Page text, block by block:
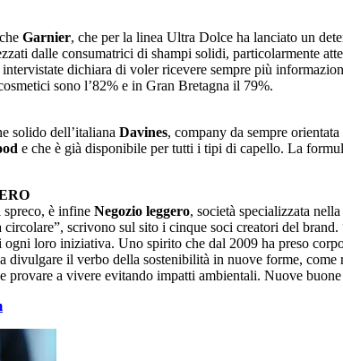
Garnier, che per la linea Ultra Dolce ha lanciato un
dalle consumatrici di shampi solidi, particolarmente
dichiara di voler ricevere sempre più
sono l’82% e in Gran Bretagna il 79%.
solido dell’italiana Davines, company da sempre
e che è già disponibile per tutti i tipi di capello. La
spreco, è infine Negozio leggero, società specializzata
scrivono sul sito i cinque soci creatori del
loro iniziativa. Uno spirito che dal 2009 ha preso
divulgare il verbo della sostenibilità in nuove forme, come
a vivere evitando impatti ambientali. Nuove